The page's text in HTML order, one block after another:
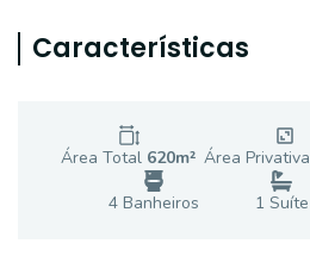
Características
Área Total 620m² Área Privativa
4 Banheiros 1 Suíte